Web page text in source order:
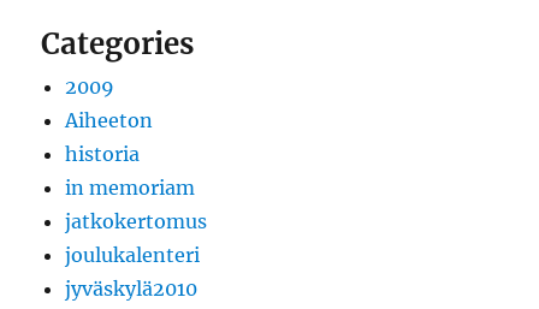
Categories
2009
Aiheeton
historia
in memoriam
jatkokertomus
joulukalenteri
jyväskylä2010